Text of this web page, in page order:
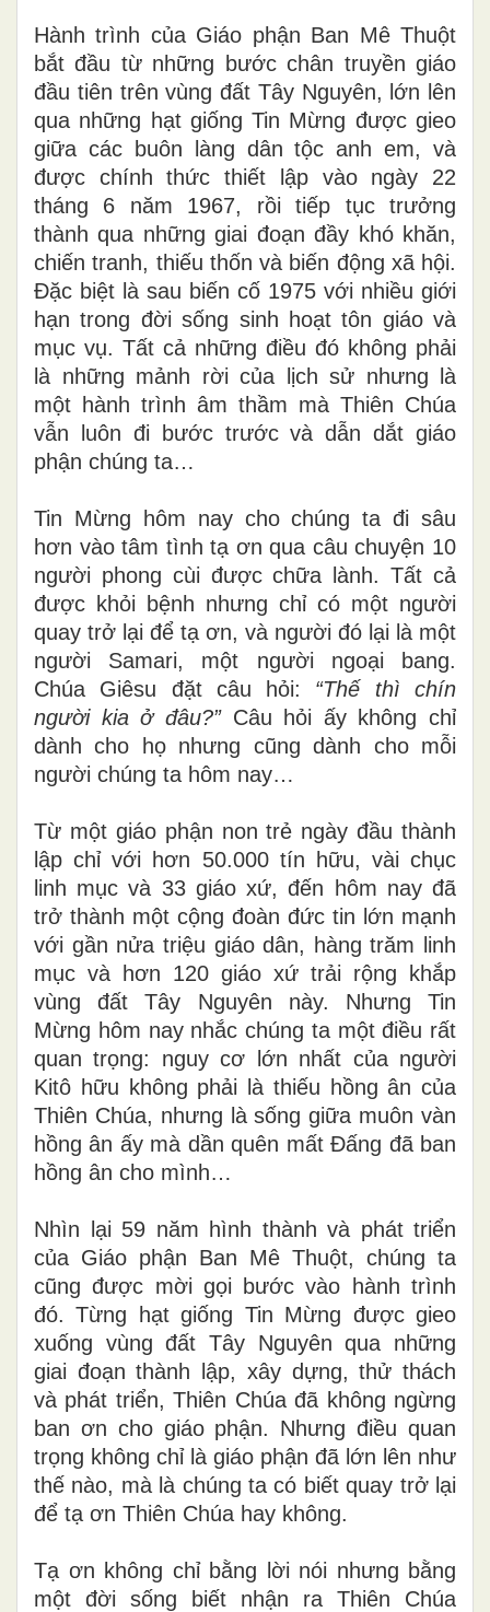
Hành trình của Giáo phận Ban Mê Thuột
bắt đầu từ những bước chân truyền giáo
đầu tiên trên vùng đất Tây Nguyên, lớn lên
qua những hạt giống Tin Mừng được gieo
giữa các buôn làng dân tộc anh em, và
được chính thức thiết lập vào ngày 22
tháng 6 năm 1967, rồi tiếp tục trưởng
thành qua những giai đoạn đầy khó khăn,
chiến tranh, thiếu thốn và biến động xã hội.
Đặc biệt là sau biến cố 1975 với nhiều giới
hạn trong đời sống sinh hoạt tôn giáo và
mục vụ. Tất cả những điều đó không phải
là những mảnh rời của lịch sử nhưng là
một hành trình âm thầm mà Thiên Chúa
vẫn luôn đi bước trước và dẫn dắt giáo
phận chúng ta…
Tin Mừng hôm nay cho chúng ta đi sâu
hơn vào tâm tình tạ ơn qua câu chuyện 10
người phong cùi được chữa lành. Tất cả
được khỏi bệnh nhưng chỉ có một người
quay trở lại để tạ ơn, và người đó lại là một
người Samari, một người ngoại bang.
Chúa Giêsu đặt câu hỏi: “Thế thì chín
người kia ở đâu?”Câu hỏi ấy không chỉ
dành cho họ nhưng cũng dành cho mỗi
người chúng ta hôm nay…
Từ một giáo phận non trẻ ngày đầu thành
lập chỉ với hơn 50.000 tín hữu, vài chục
linh mục và 33 giáo xứ, đến hôm nay đã
trở thành một cộng đoàn đức tin lớn mạnh
với gần nửa triệu giáo dân, hàng trăm linh
mục và hơn 120 giáo xứ trải rộng khắp
vùng đất Tây Nguyên này. Nhưng Tin
Mừng hôm nay nhắc chúng ta một điều rất
quan trọng: nguy cơ lớn nhất của người
Kitô hữu không phải là thiếu hồng ân của
Thiên Chúa, nhưng là sống giữa muôn vàn
hồng ân ấy mà dần quên mất Đấng đã ban
hồng ân cho mình…
Nhìn lại 59 năm hình thành và phát triển
của Giáo phận Ban Mê Thuột, chúng ta
cũng được mời gọi bước vào hành trình
đó. Từng hạt giống Tin Mừng được gieo
xuống vùng đất Tây Nguyên qua những
giai đoạn thành lập, xây dựng, thử thách
và phát triển, Thiên Chúa đã không ngừng
ban ơn cho giáo phận. Nhưng điều quan
trọng không chỉ là giáo phận đã lớn lên như
thế nào, mà là chúng ta có biết quay trở lại
để tạ ơn Thiên Chúa hay không.
Tạ ơn không chỉ bằng lời nói nhưng bằng
một đời sống biết nhận ra Thiên Chúa